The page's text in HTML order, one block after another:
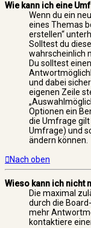
Wie kann ich eine
Wenn du ein
eines Themas
erstellen“
Solltest du
wahrscheinlich
Du solltest
und dabei
eigenen Zeile
Optionen ein
die Umfrage
Umfrage) und
ändern können.
Nach oben
Wieso kann ich nicht
Die maximal
durch die
mehr
kontaktiere